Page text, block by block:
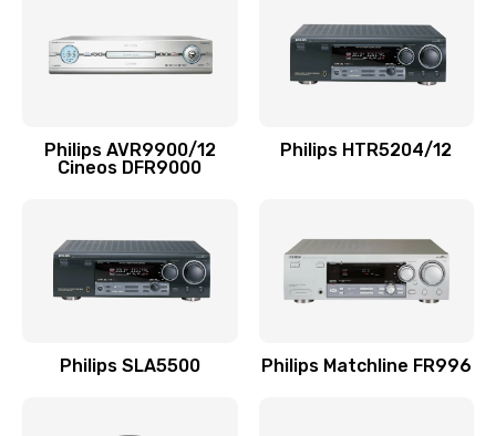
1100 руб.
Заказать
550 руб.
Ремонт экрана
1100 руб.
Philips AVR9900/12
Cineos DFR9000
Philips HTR5204/12
Philips SLA5500 Philips Matchline FR996